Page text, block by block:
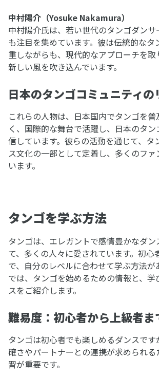
中村陽介（Yosuke Nakamura）
中村陽介氏は、若い世代のタンゴダン
も注目を集めています。彼は伝統的なタ
重しながらも、現代的なアプローチを
新しい風を吹き込んでいます。
日本のタンゴコミュニティの
これらの人物は、日本国内でタンゴを
く、国際的な舞台で活躍し、日本のタ
信しています。彼らの活動を通じて、タ
ス文化の一部として定着し、多くのファ
います。
タンゴを学ぶ方法
タンゴは、エレガントで感情豊かなダン
て、多くの人々に愛されています。初心
で、自分のレベルに合わせて学ぶ方法が
では、タンゴを始めるための情報と、学
スをご紹介します。
難易度：初心者から上級者ま
タンゴは初心者でも楽しめるダンスで
確さやパートナーとの連携が求められ
習が重要です。